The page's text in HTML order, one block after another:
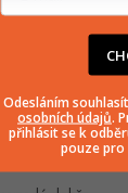
5.8.2026
Odesláním
osobních údajů.
přihlásit se k
pouze pro